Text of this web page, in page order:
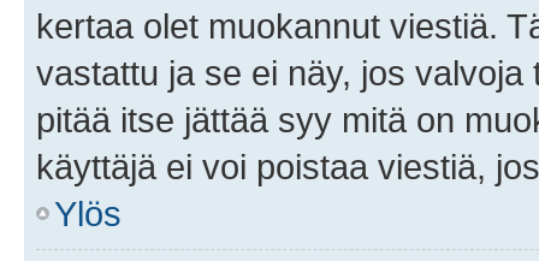
kertaa olet muokannut viestiä.
vastattu ja se ei näy, jos
pitää itse jättää syy mitä on
käyttäjä ei voi poistaa viestiä,
Ylös